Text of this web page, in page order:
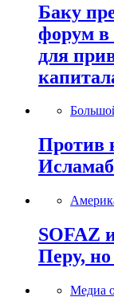
Баку
форум в
для
Против
SOFAZ
Перу,
Медиа